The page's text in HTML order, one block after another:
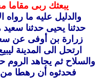
يبعثك ربى مقاما
والدليل عليه ما
حدثنا يحيى حدثنا
زرارة بن أوفى عن
ارتحل الى المدينة
والسلاح ثم يجاهد
فحدثوه أن رهطا